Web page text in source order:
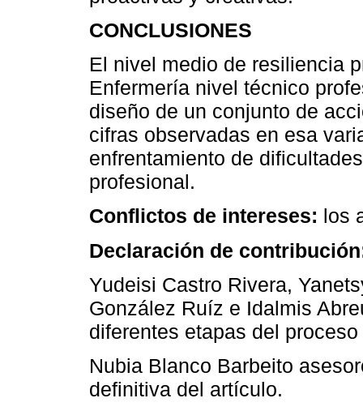
CONCLUSIONES
El nivel medio de resiliencia
Enfermería nivel técnico
diseño de un conjunto de
cifras observadas en esa
enfrentamiento de
profesional.
Conflictos de intereses: los
Declaración de
Yudeisi Castro Rivera,
González Ruíz e Idalmis
diferentes etapas del
Nubia Blanco Barbeito
definitiva del artículo.